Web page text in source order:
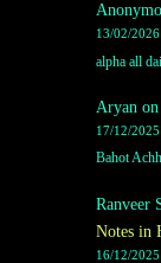
13/02/2026
alpha all
Aryan on
17/12/2025
Bahot
Ranveer
Notes in
16/12/2025